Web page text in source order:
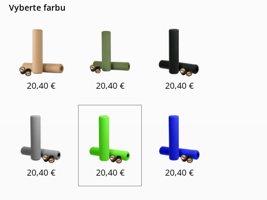
Vyberte farbu
20,40 € 20,40 € 20,40 €
20,40 € 20,40 € 20,40 €